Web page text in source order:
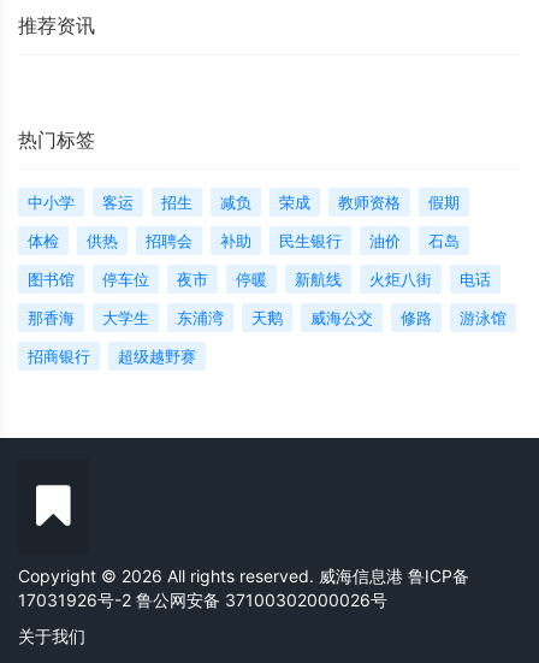
推荐资讯
热门标签
中小学 客运 招生 减负 荣成 教师资格
假期
体检
供热 招聘会 补助 民生银行 油价
石岛
图书馆
停车位 夜市 停暖 新航线 火炬八街
电话
那香海
大学生 东浦湾 天鹅 威海公交 修路
游泳馆
招商银行
超级越野赛
Copyright © 2026 All rights reserved. 威海信息港 鲁ICP备
17031926号-2 鲁公网安备 37100302000026号
关于我们